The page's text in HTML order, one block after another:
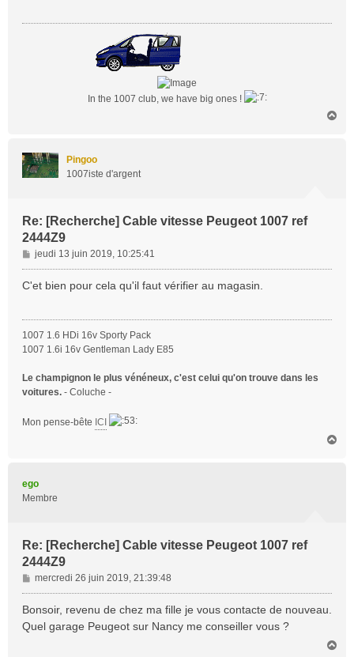
In the 1007 club, we have big ones !
Pingoo
1007iste d'argent
Re: [Recherche] Cable vitesse Peugeot 1007 ref
2444Z9
M
e
s
g
e
jeudi 13 juin 2019, 10:25:41
C'et bien pour cela qu'il faut vérifier au magasin.
1007 1.6 HDi 16v Sporty Pack
1007 1.6i 16v Gentleman Lady E85
Le champignon le plus vénéneux, c'est celui qu'on trouve dans les
voitures. - Coluche -
Mon pense-bête ICI
ego
Membre
Re: [Recherche] Cable vitesse Peugeot 1007 ref
2444Z9
M
e
s
a
mercredi 26 juin 2019, 21:39:48
Bonsoir, revenu de chez ma fille je vous contacte de nouveau.
Quel garage Peugeot sur Nancy me conseiller vous ?